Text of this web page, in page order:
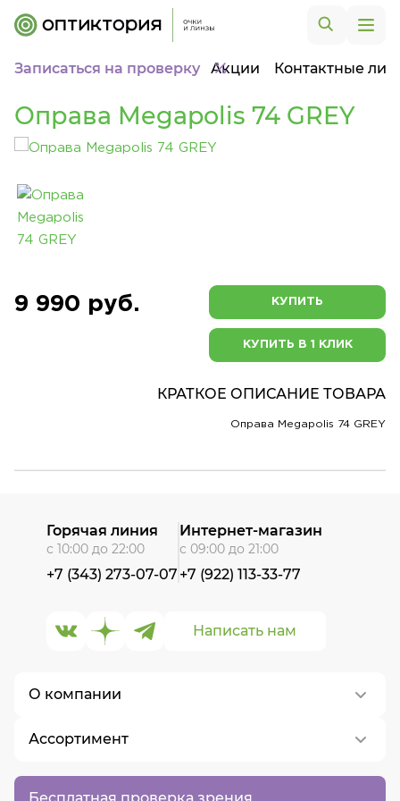
Записаться на проверку Акции Контактные
Оправа Megapolis 74 GREY
9 990 руб. КУПИТЬ
КУПИТЬ В 1 КЛИК
КРАТКОЕ ОПИСАНИЕ ТОВАРА
Оправа Megapolis 74 GREY
Бесплатная проверка зрения
О компании
О нас
Контакты
Ассортимент
Написать нам
Горячая линия
с 10:00 до 22:00
+7 (343) 273-07-07
Интернет-магазин
с 09:00 до 21:00
+7 (922) 113-33-77